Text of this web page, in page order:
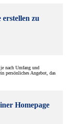
erstellen zu
nach Umfang und
persönliches Angebot, das
Homepage